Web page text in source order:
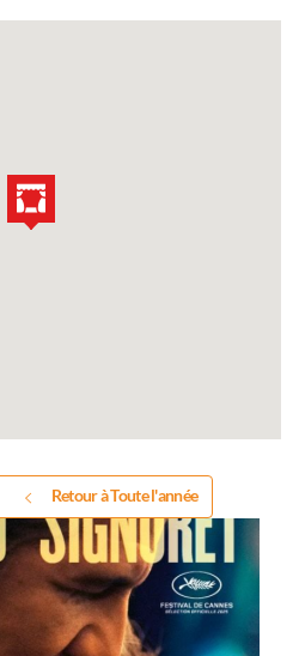
Retour à Toute l'année